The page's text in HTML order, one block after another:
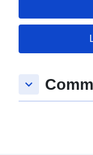
reported
under IED
under the IED
keyboard_arrow_down